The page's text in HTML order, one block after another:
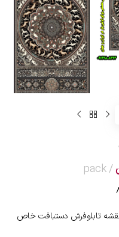
pack
تابلوفرش دستبافت خاص